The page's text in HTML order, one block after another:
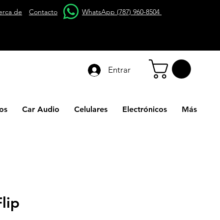
de Contacto WhatsApp (787) 960-8504
Entrar
Car Audio Celulares Electrónicos Más